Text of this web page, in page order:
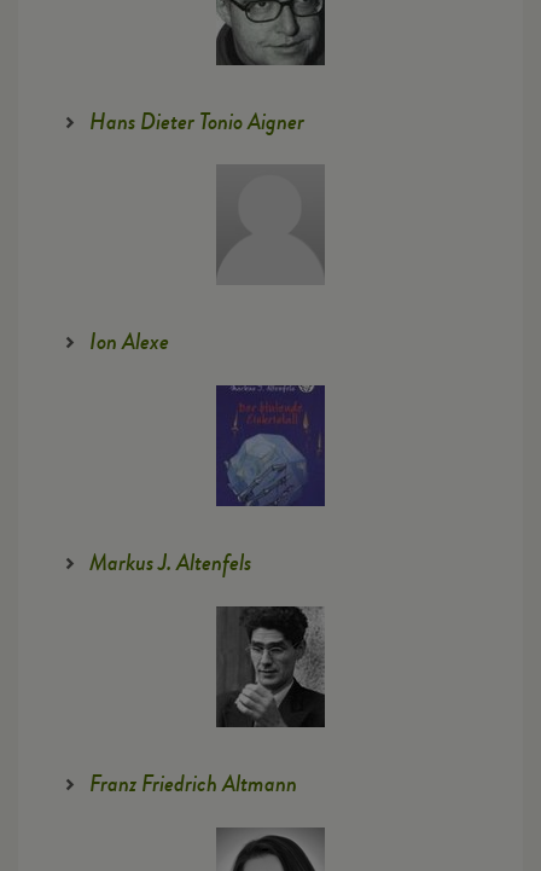
Hans Dieter Tonio Aigner
Ion Alexe
Markus J. Altenfels
Franz Friedrich Altmann